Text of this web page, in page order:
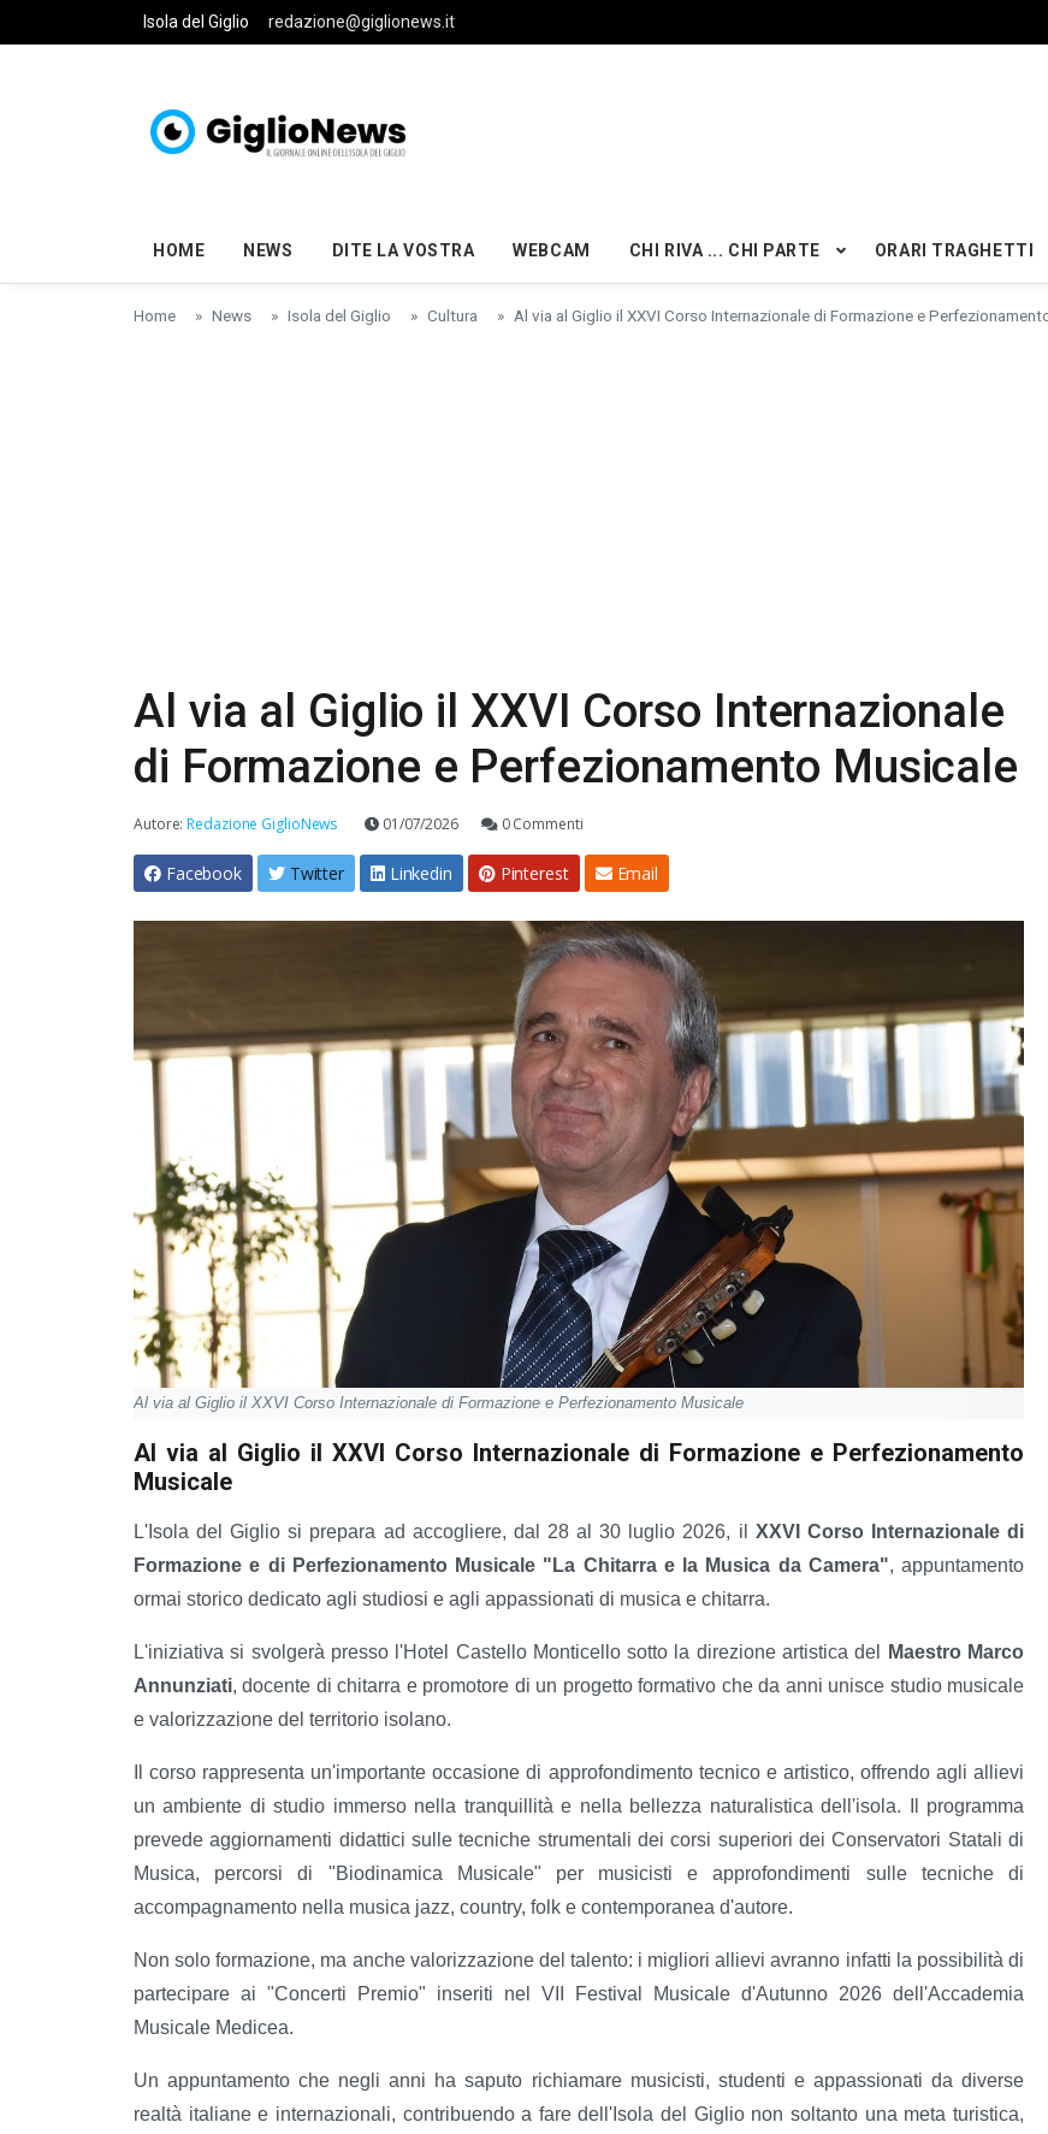
Skip to main content
Isola del Giglio redazione@giglionews.it
HOME NEWS DITE LA VOSTRA WEBCAM CHI RIVA ... CHI PARTE ORARI TRAGHETTI
Home News Isola del Giglio Cultura Al via al Giglio il XXVI Corso Internazionale di Formazione e
Al via al Giglio il XXVI Corso Internazionale
di Formazione e Perfezionamento Musicale
Autore:Redazione GiglioNews 01/07/2026 0 Commenti
Facebook Twitter Linkedin Pinterest Email
Al via al Giglio il XXVI Corso Internazionale di Formazione e Perfezionamento Musicale
Al via al Giglio il XXVI Corso Internazionale di Formazione e Perfezionamento
Musicale
L'Isola del Giglio si prepara ad accogliere, dal 28 al 30 luglio 2026, il XXVI Corso Internazionale di
Formazione e di Perfezionamento Musicale "La Chitarra e la Musica da Camera", appuntamento
ormai storico dedicato agli studiosi e agli appassionati di musica e chitarra.
L'iniziativa si svolgerà presso l'Hotel Castello Monticello sotto la direzione artistica del
Maestro Marco
Annunziati, docente di chitarra e promotore di un progetto formativo che da anni unisce studio musicale
e valorizzazione del territorio isolano.
Il corso rappresenta un'importante occasione di approfondimento tecnico e artistico, offrendo agli allievi
un ambiente di studio immerso nella tranquillità e nella bellezza naturalistica dell'isola. Il programma
prevede aggiornamenti didattici sulle tecniche strumentali dei corsi superiori dei Conservatori Statali di
Musica, percorsi di "Biodinamica Musicale" per musicisti e approfondimenti sulle tecniche di
accompagnamento nella musica jazz, country, folk e contemporanea d'autore.
Non solo formazione, ma anche valorizzazione del talento: i migliori allievi avranno infatti la possibilità di
partecipare ai "Concerti Premio" inseriti nel VII Festival Musicale d'Autunno 2026 dell'Accademia
Musicale Medicea.
Un appuntamento che negli anni ha saputo richiamare musicisti, studenti e appassionati da diverse
realtà italiane e internazionali, contribuendo a fare dell'Isola del Giglio non soltanto una meta turistica,